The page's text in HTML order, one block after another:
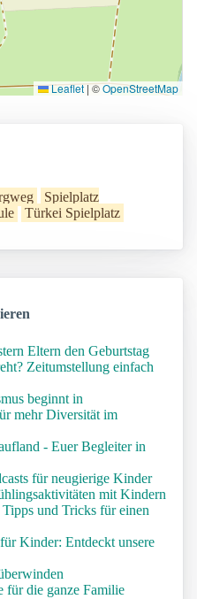
Leaflet|©OpenStreetMap
Spielplatz
Türkei Spielplatz
Eltern den Geburtstag
Zeitumstellung einfach
beginnt in
mehr Diversität im
- Euer Begleiter in
für neugierige Kinder
mit Kindern
und Tricks für einen
Kinder: Entdeckt unsere
für die ganze Familie